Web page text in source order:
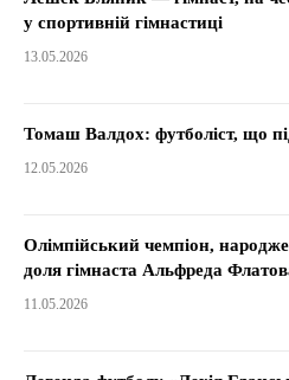
у спортивній гімнастиці
13.05.2026
Томаш Валдох: футболіст, що
12.05.2026
Олімпійський чемпіон,
доля гімнаста Альфреда
11.05.2026